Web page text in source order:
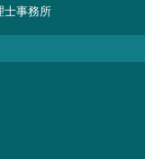
士事務所